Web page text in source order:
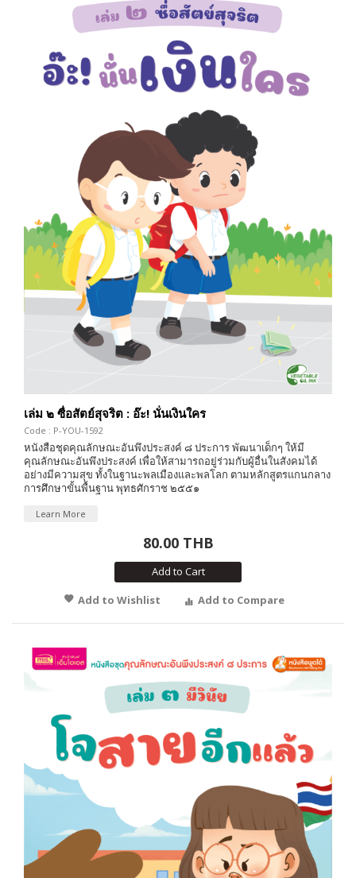
เล่ม ๒ ซื่อสัตย์สุจริต : อ๊ะ! นั่นเงินใคร
Code : P-YOU-1592
หนังสือชุดคุณลักษณะอันพึงประสงค์ ๘ ประการ พัฒนาเด็กๆ ให้มี
คุณลักษณะอันพึงประสงค์ เพื่อให้สามารถอยู่ร่วมกับผู้อื่นในสังคมได้
อย่างมีความสุข ทั้งในฐานะพลเมืองและพลโลก ตามหลักสูตรแกนกลาง
การศึกษาขั้นพื้นฐาน พุทธศักราช ๒๕๕๑
Learn More
80.00 THB
Add to Cart
Add to Wishlist
Add to Compare